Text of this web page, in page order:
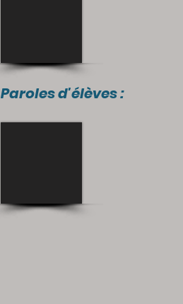
Paroles d'élèves :